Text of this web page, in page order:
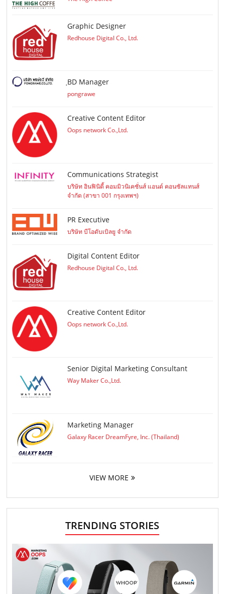
Graphic Designer
Redhouse Digital Co., Ltd.
ฺBD Manager
pongrawe
Creative Content Editor
Oops network Co.,Ltd.
Communications Strategist
บริษัท อินฟินิตี้ คอมมิวนิเคชั่นส์ แอนด์ คอนซัลแทนส์
จำกัด (สาขา 001 กรุงเทพฯ)
PR Executive
บริษัท บีโอดับเบิลยู จำกัด
Digital Content Editor
Redhouse Digital Co., Ltd.
Creative Content Editor
Oops network Co.,Ltd.
Senior Digital Marketing Consultant
Way Maker Co.,Ltd.
Marketing Manager
Galaxy Racer DreamFyre, Inc. (Thailand)
VIEW MORE
TRENDING STORIES